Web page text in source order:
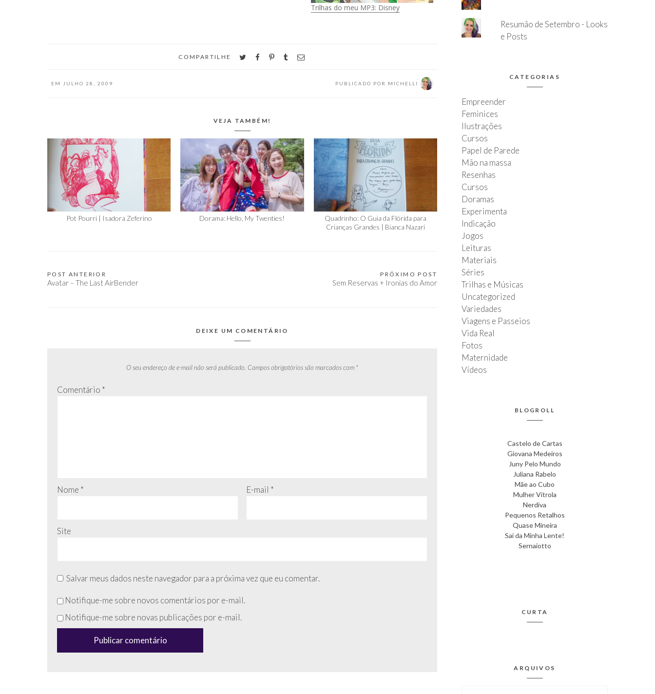
Trilhas do meu MP3: Disney
COMPARTILHE twitterfacebookpinterest
tumblr
EM JULHO 28, 2009 PUBLICADO POR MICHELLI
VEJA TAMBÉM!
Pot Pourri | Isadora Zeferino Dorama: Hello, My Twenties!
Quadrinho: O Guia da Flórida para
Crianças Grandes | Bianca Nazari
Navegação
POST ANTERIOR
Avatar – The Last AirBender
PRÓXIMO POST
Sem Reservas + Ironias do Amor
DEIXE UM COMENTÁRIO
O seu endereço de e-mail não será publicado. Campos obrigatórios são marcados com *
Comentário *
Nome * E-mail *
Site
Salvar meus dados neste navegador para a próxima vez que eu comentar.
Não
preencha
esse
Notifique-me sobre novos comentários por e-mail.
Notifique-me sobre novas publicações por e-mail.
Resumão de Setembro - Looks
e Posts
CATEGORIAS
Empreender
Feminices
Ilustrações
Cursos
Papel de Parede
Mão na massa
Resenhas
Cursos
Doramas
Experimenta
Indicação
Jogos
Leituras
Materiais
Séries
Trilhas e Músicas
Uncategorized
Variedades
Viagens e Passeios
Vida Real
Fotos
Maternidade
Vídeos
BLOGROLL
Castelo de Cartas
Giovana Medeiros
Juny Pelo Mundo
Juliana Rabelo
Mãe ao Cubo
Mulher Vitrola
Nerdiva
Pequenos Retalhos
Quase Mineira
Sai da Minha Lente!
Sernaiotto
CURTA
ARQUIVOS